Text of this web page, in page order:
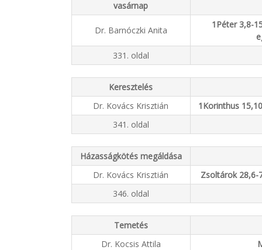
vasárnap
Dr. Barnóczki Anita
1Péter 3,8-
331. oldal
Keresztelés
Dr. Kovács Krisztián
1Korinthus
341. oldal
Házasságkötés megáldása
Dr. Kovács Krisztián
Zsoltárok 28,6-
346. oldal
Temetés
Dr. Kocsis Attila